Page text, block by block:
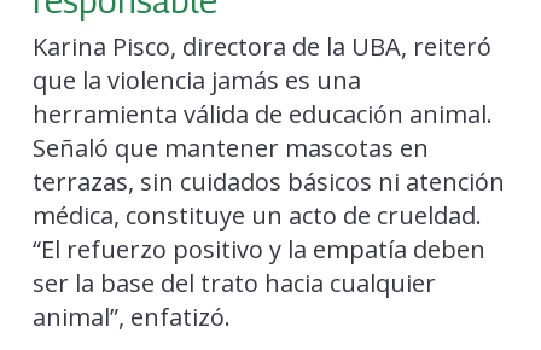
Karina Pisco, directora de la UBA, reiteró
que la violencia jamás es una
herramienta válida de educación animal.
Señaló que mantener mascotas en
terrazas, sin cuidados básicos ni atención
médica, constituye un acto de crueldad.
“El refuerzo positivo y la empatía deben
ser la base del trato hacia cualquier
animal”, enfatizó.